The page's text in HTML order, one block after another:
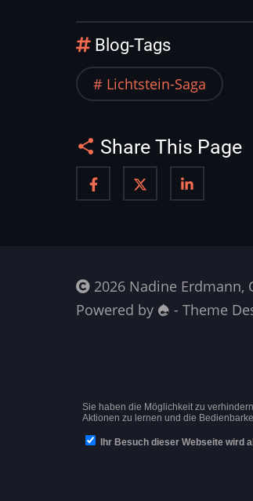
Blog-Tags
Lichtstein-Saga
Share This Page
2026 Nadine Erdmann,
Powered by
- Theme